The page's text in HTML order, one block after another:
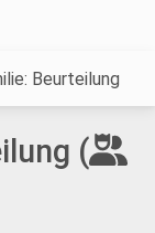
Beurteilung
(